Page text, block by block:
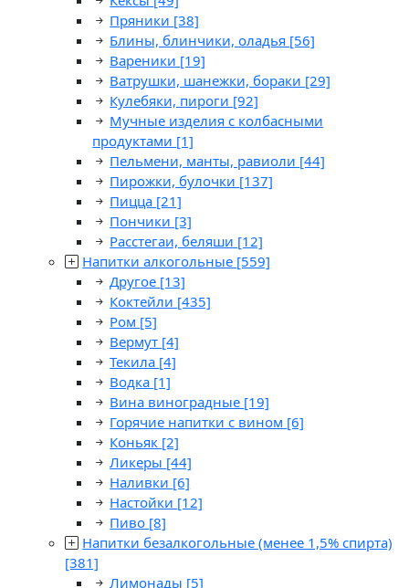
Пряники [38]
Блины, блинчики, оладья [56]
Вареники [19]
Ватрушки, шанежки, бораки [29]
Кулебяки, пироги [92]
Мучные изделия с колбасными
продуктами [1]
Пельмени, манты, равиоли [44]
Пирожки, булочки [137]
Пицца [21]
Пончики [3]
Расстегаи, беляши [12]
Напитки алкогольные [559]
Другое [13]
Коктейли [435]
Ром [5]
Вермут [4]
Текила [4]
Водка [1]
Вина виноградные [19]
Горячие напитки с вином [6]
Коньяк [2]
Ликеры [44]
Наливки [6]
Настойки [12]
Пиво [8]
Напитки безалкогольные (менее 1,5% спирта)
[381]
Лимонады [5]